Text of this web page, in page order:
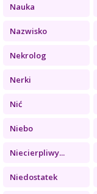
Nauka
Nazwisko
Nekrolog
Nerki
Nić
Niebo
Niecierpliwy...
Niedostatek